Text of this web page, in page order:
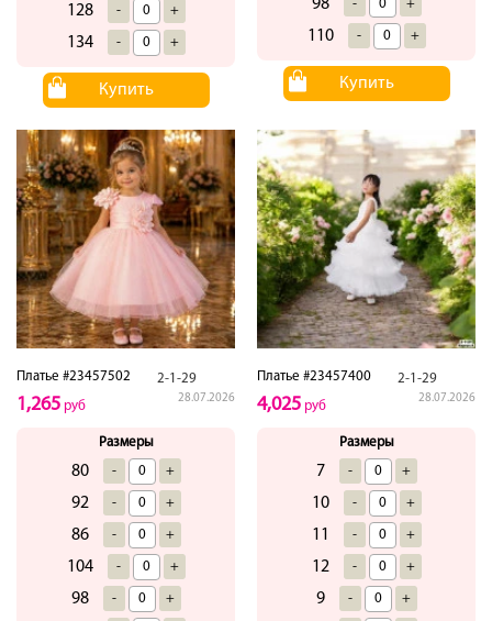
128 - +
134 - +
Купить
98 - +
110 - +
Купить
Платье #23457502 2-1-29
28.07.2026
1,265 руб
Размеры
80 - +
92 - +
86 - +
104 - +
98 - +
Платье #23457400 2-1-29
28.07.2026
4,025 руб
Размеры
7 - +
10 - +
11 - +
12 - +
9 - +